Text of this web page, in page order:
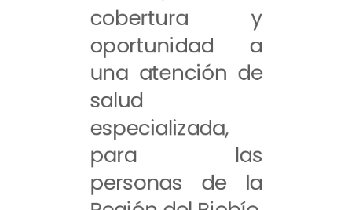
cobertura y
oportunidad a
una atención de
salud
especializada,
para las
personas de la